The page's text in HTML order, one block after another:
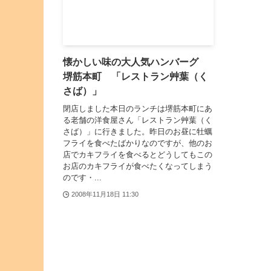
懐かしい味の大人気ハンバーグ
堺筋本町 「レストラン艸葉（く
さば）」
閉店しました本日のランチは堺筋本町にあ
る老舗の洋食屋さん「レストラン艸葉（く
さば）」に行きました。昨日のお昼に牡蠣
フライを食べたばかりなのですが、他のお
店でカキフライを食べるとどうしてもこの
お店のカキフライが食べたくなってしまう
のです・...
2008年11月18日 11:30